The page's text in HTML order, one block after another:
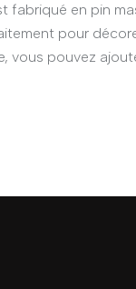
en pin
pour
vous pouvez